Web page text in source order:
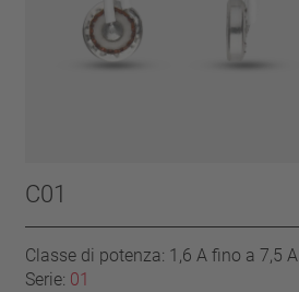
C01
Classe di potenza: 1,6 A fino a 7,5 A
Serie: 01